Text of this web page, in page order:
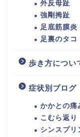
外反母趾
強剛拇趾
足底筋膜炎
足裏のタコ
歩き方につい
症状別ブログ
かかとの痛
こむら返り
シンスプリ